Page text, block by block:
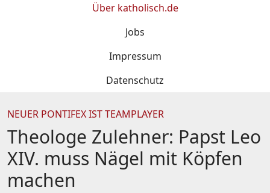
Über katholisch.de
Jobs
Impressum
Datenschutz
NEUER PONTIFEX IST TEAMPLAYER
Theologe Zulehner: Papst Leo
XIV. muss Nägel mit Köpfen
machen